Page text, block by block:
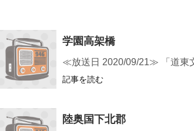
学園高架橋
≪放送日 2020/09/21≫ 「道東
記事を読む
陸奥国下北郡